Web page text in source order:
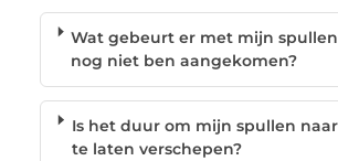
Wat gebeurt er met mijn
nog niet ben aangekomen?
Is het duur om mijn spullen
te laten verschepen?